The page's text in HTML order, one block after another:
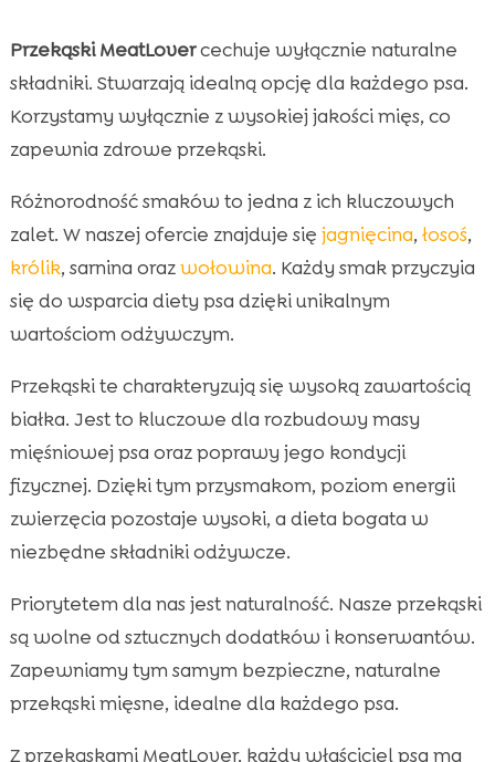
Przekąski MeatLovercechuje wyłącznie naturalne
składniki. Stwarzają idealną opcję dla każdego psa.
Korzystamy wyłącznie z wysokiej jakości mięs, co
zapewnia zdrowe przekąski.
Różnorodność smaków to jedna z ich kluczowych
zalet. W naszej ofercie znajduje się jagnięcina, łosoś,
królik, sarnina orazwołowina. Każdy smak przyczyia
się do wsparcia diety psa dzięki unikalnym
wartościom odżywczym.
Przekąski te charakteryzują się wysoką zawartością
białka. Jest to kluczowe dla rozbudowy masy
mięśniowej psa oraz poprawy jego kondycji
fizycznej. Dzięki tym przysmakom, poziom energii
zwierzęcia pozostaje wysoki, a dieta bogata w
niezbędne składniki odżywcze.
Priorytetem dla nas jest naturalność. Nasze przekąski
są wolne od sztucznych dodatków i konserwantów.
Zapewniamy tym samym bezpieczne, naturalne
przekąski mięsne, idealne dla każdego psa.
Z przekąskami MeatLover, każdy właściciel psa ma